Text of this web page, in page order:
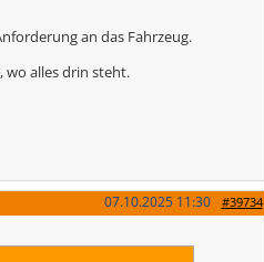
an das Fahrzeug.
wo alles drin steht.
#39734
07.10.2025 11:30